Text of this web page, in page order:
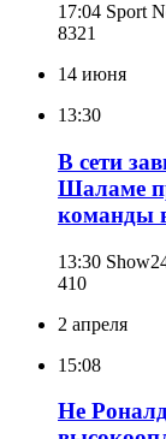
17:04 Sport
8321
14 июня
13:30
В сети
Шаламе
команды
13:30
410
2 апреля
15:08
Не